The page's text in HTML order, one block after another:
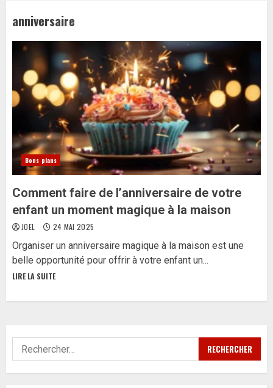
anniversaire
Bons plans
Comment faire de l’anniversaire de votre
enfant un moment magique à la maison
JOEL 24 MAI 2025
Organiser un anniversaire magique à la maison est une
belle opportunité pour offrir à votre enfant un...
LIRE LA SUITE
Rechercher :